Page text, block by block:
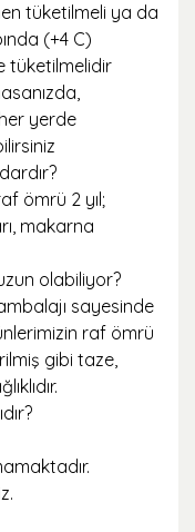
tüketilmeli ya da
(+4 C)
tüketilmelidir
yerde
ömrü 2 yıl;
makarna
olabiliyor?
sayesinde
raf ömrü
gibi taze,